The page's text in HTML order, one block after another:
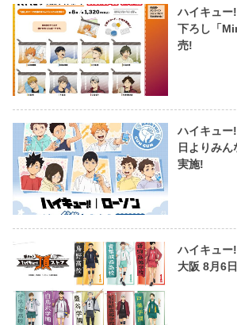
ハイキュー
下ろし「
売!
ハイキュ
日よりみ
実施!
ハイキュー
大阪 8月6